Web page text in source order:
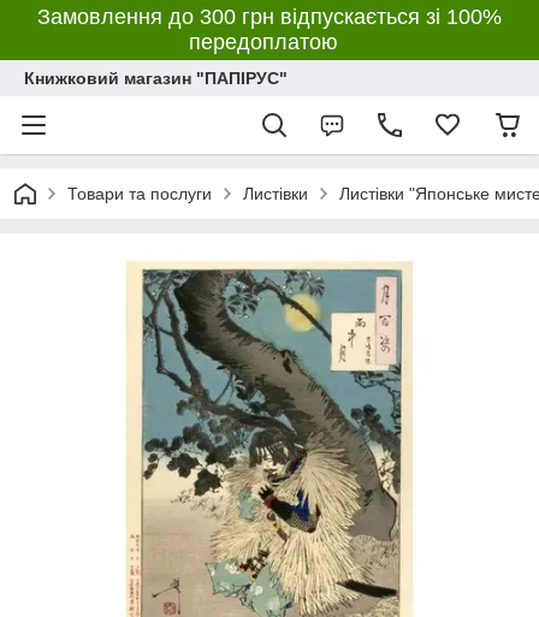
Замовлення до 300 грн відпускається зі 100%
передоплатою
Книжковий магазин "ПАПІРУС"
Товари та послуги Листівки Листівки "Японське